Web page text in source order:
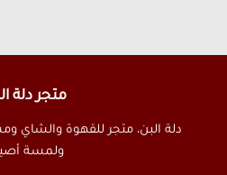
متجر دلة
دلة البن، متجر للقهوة والشاي
ولمسة